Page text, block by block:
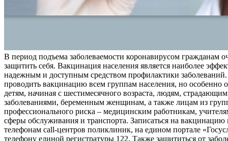
В период подъема заболеваемости коронавирусом гражданам
защитить себя. Вакцинация населения является наиболее
надежным и доступным средством профилактики заболеваний.
проводить вакцинацию всем группам населения, но особенно
детям, начиная с шестимесячного возраста, людям,
заболеваниями, беременным женщинам, а также лицам из
профессионального риска – медицинским работникам,
сферы обслуживания и транспорта. Записаться на
телефонам call-центров поликлиник, на едином портале
телефону единой регистратуры 122. Также защититься от